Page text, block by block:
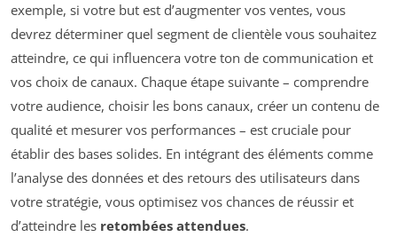
exemple, si votre but est d’augmenter vos ventes, vous
devrez déterminer quel segment de clientèle vous souhaitez
atteindre, ce qui influencera votre ton de communication et
vos choix de canaux. Chaque étape suivante – comprendre
votre audience, choisir les bons canaux, créer un contenu de
qualité et mesurer vos performances – est cruciale pour
établir des bases solides. En intégrant des éléments comme
l’analyse des données et des retours des utilisateurs dans
votre stratégie, vous optimisez vos chances de réussir et
d’atteindre les retombées attendues.